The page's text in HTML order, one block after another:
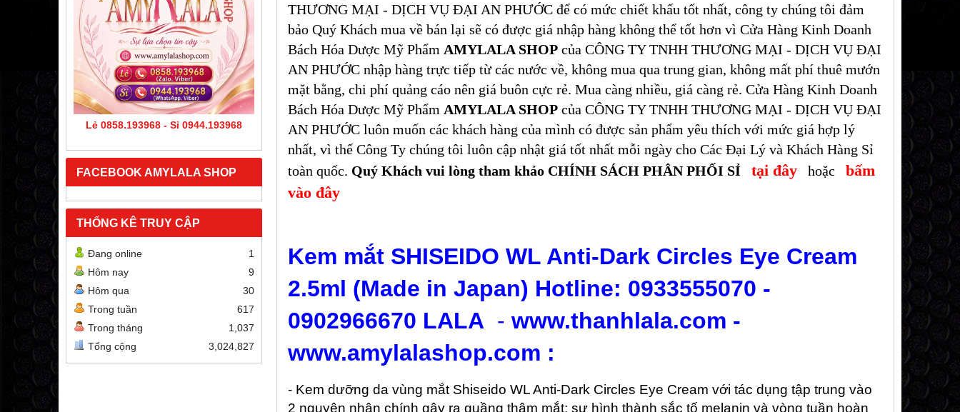
Lẻ 0858.193968 - Sỉ 0944.193968
FACEBOOK AMYLALA SHOP
THỐNG KÊ TRUY CẬP
Đang online
1
Hôm nay
9
Hôm qua
30
Trong tuần
617
Trong tháng
1,037
Tổng cộng
3,024,827
THƯƠNG MẠI - DỊCH VỤ ĐẠI AN PHƯỚC để có mức chiết khấu tốt nhất, công ty chúng tôi đảm
bảo Quý Khách mua về bán lại sẽ có được giá nhập hàng không thể tốt hơn vì Cửa Hàng Kinh Doanh
Bách Hóa Dược Mỹ Phẩm AMYLALA SHOP của CÔNG TY TNHH THƯƠNG MẠI - DỊCH VỤ ĐẠI
AN PHƯỚC nhập hàng trực tiếp từ các nước về, không mua qua trung gian, không mất phí thuê mướn
mặt bằng, chi phí quảng cáo nên giá buôn cực rẻ. Mua càng nhiều, giá càng rẻ. Cửa Hàng Kinh Doanh
Bách Hóa Dược Mỹ Phẩm AMYLALA SHOP của CÔNG TY TNHH THƯƠNG MẠI - DỊCH VỤ ĐẠI
AN PHƯỚC luôn muốn các khách hàng của mình có được sản phẩm yêu thích với mức giá hợp lý
nhất, vì thế Công Ty chúng tôi luôn cập nhật giá tốt nhất mỗi ngày cho Các Đại Lý và Khách Hàng Sỉ
toàn quốc. Quý Khách vui lòng tham khảo CHÍNH SÁCH PHÂN PHỐI SỈ tại đây hoặc bấm
vào đây
Kem mắt SHISEIDO WL Anti-Dark Circles Eye Cream
2.5ml (Made in Japan) Hotline: 0933555070 -
0902966670 LALA - www.thanhlala.com -
www.amylalashop.com :
- Kem dưỡng da vùng mắt Shiseido WL Anti-Dark Circles Eye Cream với tác dụng tập trung vào
2 nguyên nhân chính gây ra quầng thâm mắt: sự hình thành sắc tố melanin và vòng tuần hoàn